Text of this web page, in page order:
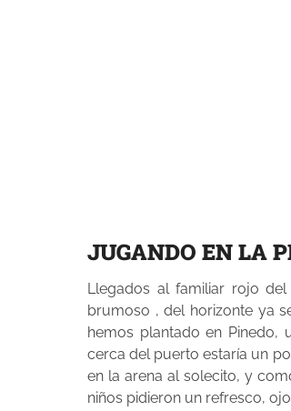
JUGANDO EN LA
Llegados al familiar rojo
brumoso , del horizonte ya
hemos plantado en Pinedo,
cerca del puerto estaría un
en la arena al solecito, y
niños pidieron un refresco,